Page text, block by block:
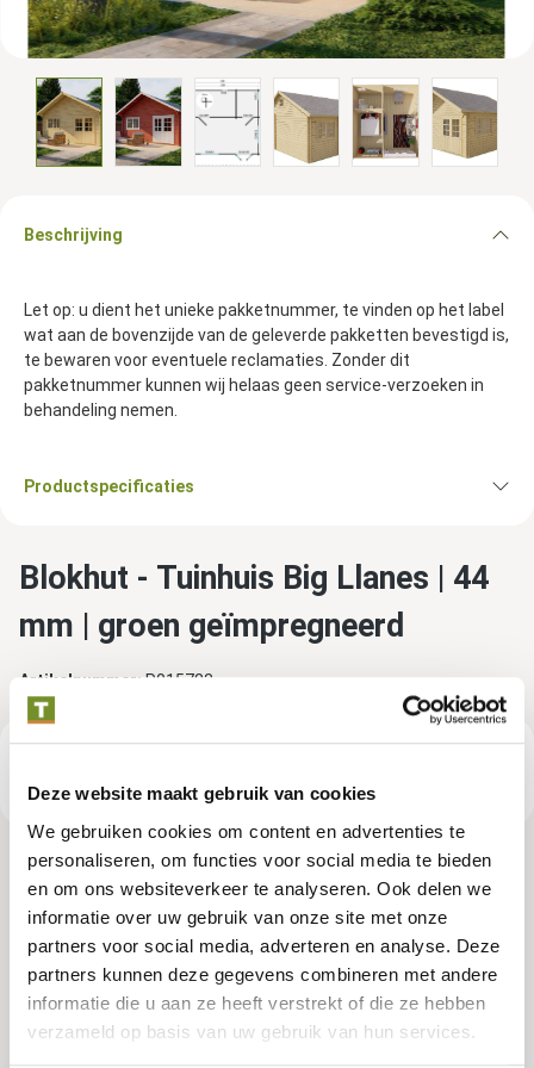
Deze website maakt gebruik van cookies
We gebruiken cookies om content en advertenties te
personaliseren, om functies voor social media te bieden
en om ons websiteverkeer te analyseren. Ook delen we
informatie over uw gebruik van onze site met onze
partners voor social media, adverteren en analyse. Deze
partners kunnen deze gegevens combineren met andere
informatie die u aan ze heeft verstrekt of die ze hebben
verzameld op basis van uw gebruik van hun services.
Beschrijving
Let op: u dient het unieke pakketnummer, te vinden op het label
wat aan de bovenzijde van de geleverde pakketten bevestigd is,
te bewaren voor eventuele reclamaties. Zonder dit
pakketnummer kunnen wij helaas geen service-verzoeken in
behandeling nemen.
Productspecificaties
Blokhut - Tuinhuis Big Llanes | 44
mm | groen geïmpregneerd
Artikelnummer:P015783
Tuindeco dealer? Log in voor je eigen prijzen.
Impregneerkleuren